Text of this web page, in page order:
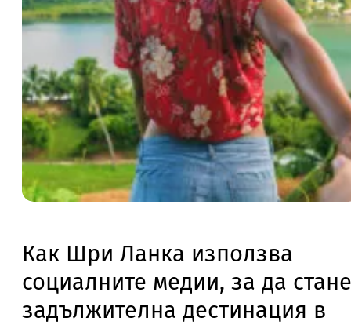
Как Шри Ланка използва
социалните медии, за да стане
задължителна дестинация в